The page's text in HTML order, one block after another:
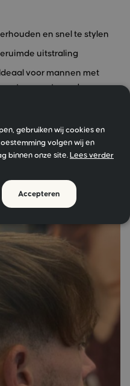
en snel te stylen
uitstraling
voor mannen met
toevoegt aan de
een glanzend
hard aanvoelt. IVY
een shiny finish!
gebruiken wij cookies en
volgen wij en
binnen onze site. Lees verder
Accepteren